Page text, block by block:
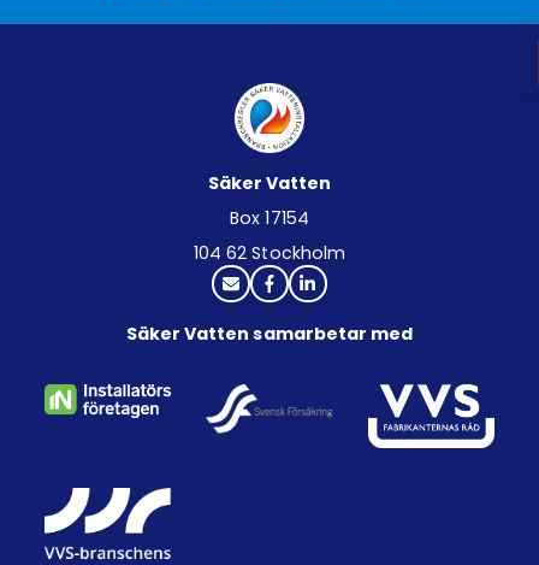
Säker Vatten
Box 17154
104 62 Stockholm
Säker Vatten samarbetar med